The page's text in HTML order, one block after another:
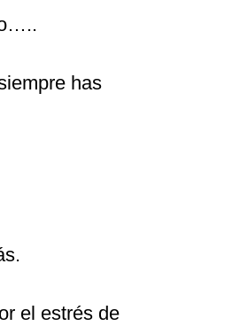
has
el estrés de